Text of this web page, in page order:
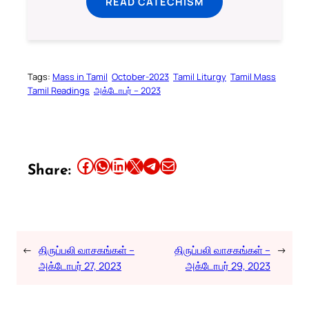
Tags: Mass in Tamil October-2023 Tamil Liturgy Tamil Mass
Tamil Readings அக்டோபர் – 2023
Share: Share this article on Facebook Share this article on WhatsApp Share this article on LinkedIn Share this article on X Share this article on TelegramEmail this Article
← திருப்பலி வாசகங்கள் –
அக்டோபர் 27, 2023
திருப்பலி வாசகங்கள் –
அக்டோபர் 29, 2023
→